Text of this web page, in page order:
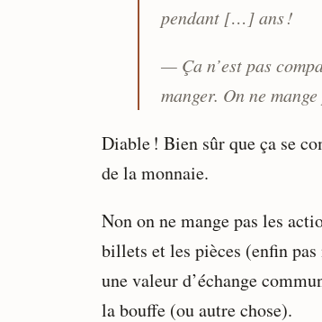
pendant […] ans !
— Ça n’est pas
manger. On ne
Diable ! Bien sûr que ça se
de la monnaie.
Non on ne mange pas les
billets et les pièces (enfin
une valeur d’échange
la bouffe (ou autre chose).